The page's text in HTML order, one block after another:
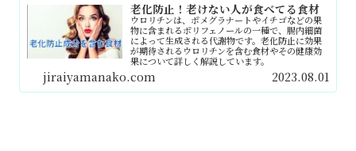
老化防止！老けない人が食べてる食材
ウロリチンは、ポメグラナートやイチゴなどの果
物に含まれるポリフェノールの一種で、腸内細菌
によって生成される代謝物です。老化防止に効果
が期待されるウロリチンを含む食材やその健康効
果について詳しく解説しています。
jiraiyamanako.com 2023.08.01